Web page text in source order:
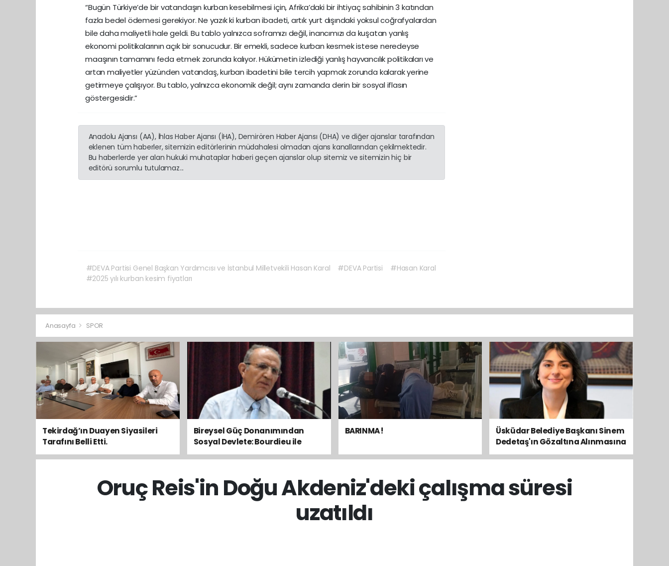
“Bugün Türkiye’de bir vatandaşın kurban kesebilmesi için, Afrika’daki bir ihtiyaç sahibinin 3 katından
fazla bedel ödemesi gerekiyor. Ne yazık ki kurban ibadeti, artık yurt dışındaki yoksul coğrafyalardan
bile daha maliyetli hale geldi. Bu tablo yalnızca soframızı değil, inancımızı da kuşatan yanlış
ekonomi politikalarının açık bir sonucudur. Bir emekli, sadece kurban kesmek istese neredeyse
maaşının tamamını feda etmek zorunda kalıyor. Hükümetin izlediği yanlış hayvancılık politikaları ve
artan maliyetler yüzünden vatandaş, kurban ibadetini bile tercih yapmak zorunda kalarak yerine
getirmeye çalışıyor. Bu tablo, yalnızca ekonomik değil; aynı zamanda derin bir sosyal iflasın
göstergesidir.”
Anadolu Ajansı (AA), İhlas Haber Ajansı (İHA), Demirören Haber Ajansı (DHA) ve diğer ajanslar tarafından
eklenen tüm haberler, sitemizin editörlerinin müdahalesi olmadan ajans kanallarından çekilmektedir.
Bu haberlerde yer alan hukuki muhataplar haberi geçen ajanslar olup sitemiz ve sitemizin hiç bir
editörü sorumlu tutulamaz...
#DEVA Partisi Genel Başkan Yardımcısı ve İstanbul Milletvekili Hasan Karal #DEVA Partisi
#Hasan Karal
#2025 yılı kurban kesim fiyatları
Anasayfa SPOR
Tekirdağ’ın Duayen Siyasileri
Tarafını Belli Etti.
Bireysel Güç Donanımından
Sosyal Devlete: Bourdieu ile
Toplumsal Dengeyi Okumak
BARINMA !
Üsküdar Belediye Başkanı Sinem
Dedetaş'ın Gözaltına Alınmasına
Kamuoyundan Ve Siyasetten
Oruç Reis'in Doğu Akdeniz'deki çalışma süresi
uzatıldı